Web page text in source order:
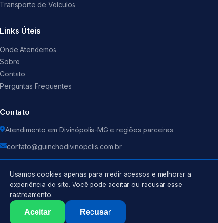
Transporte de Veículos
Links Úteis
Onde Atendemos
Sobre
Contato
Perguntas Frequentes
Contato
Atendimento em Divinópolis-MG e regiões parceiras
contato@guinchodivinopolis.com.br
Guincho . Todos os direitos reservados.
Usamos cookies apenas para medir acessos e melhorar a
experiência do site. Você pode aceitar ou recusar esse
rastreamento.
Aceitar Recusar